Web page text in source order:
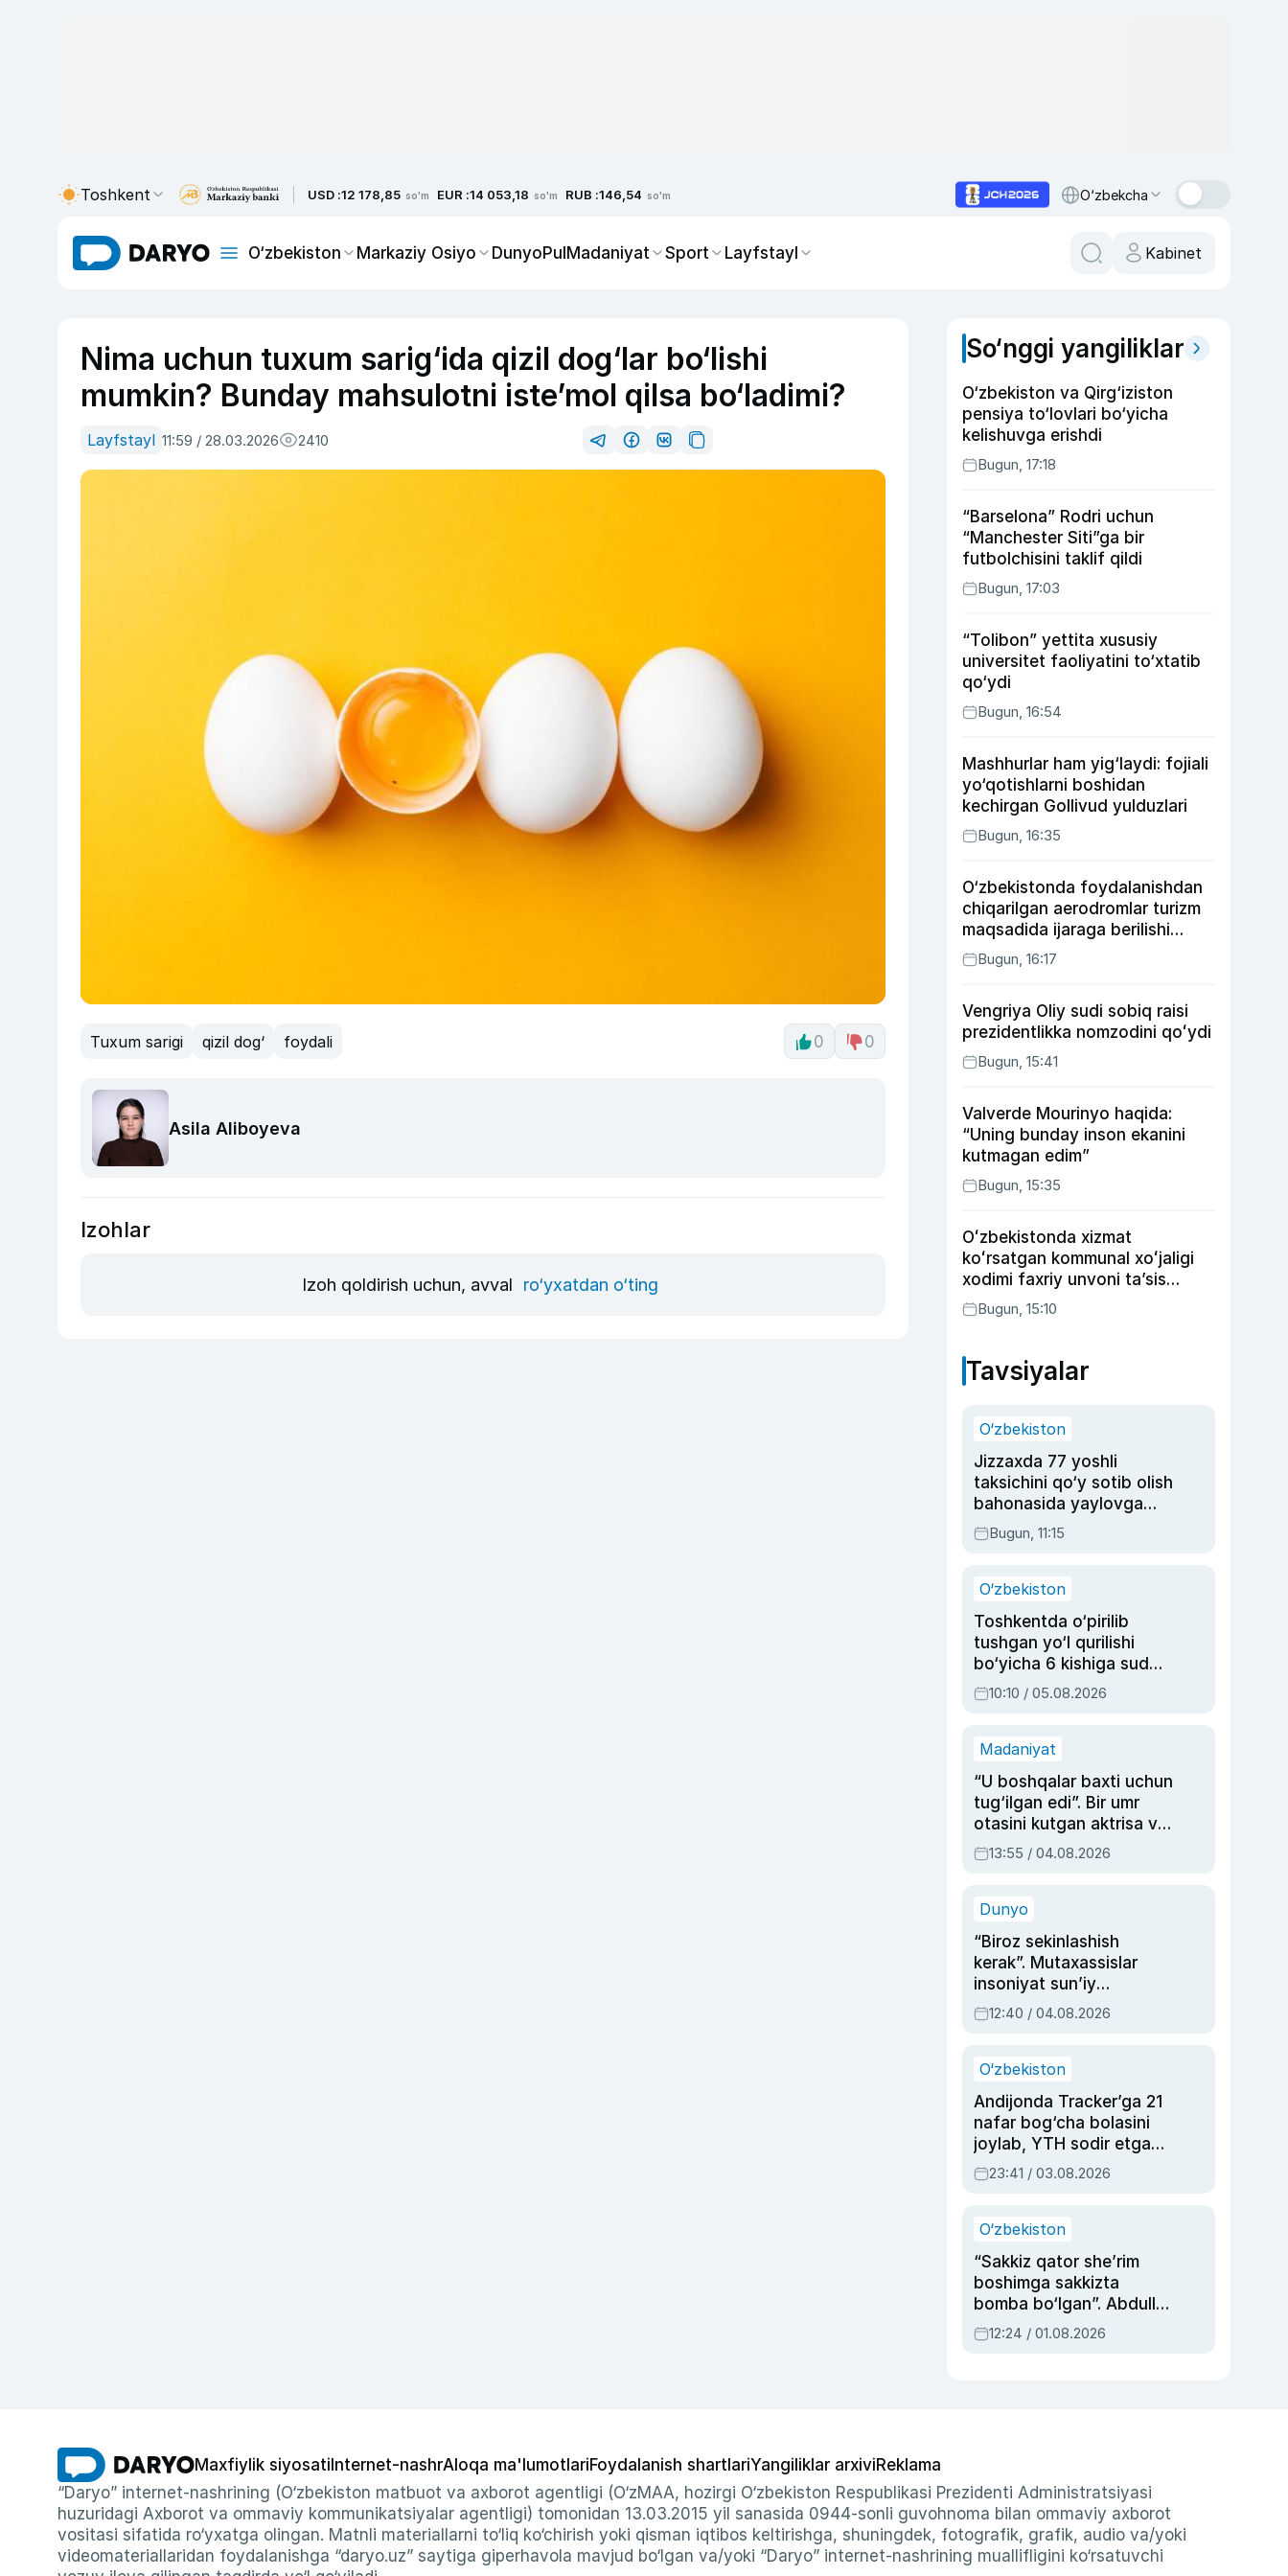
Toshkent USD :12 178,85 so'm EUR :14 053,18 so'm RUB :146,54 so'm O‘zbekcha
O‘zbekiston Markaziy Osiyo DunyoPulMadaniyat Sport Layfstayl Kabinet
Nima uchun tuxum sarig‘ida qizil dog‘lar bo‘lishi
mumkin? Bunday mahsulotni iste’mol qilsa bo‘ladimi?
Layfstayl 11:59 / 28.03.2026 2410
Tuxum sarigi qizil dog‘ foydali 0 0
Asila Aliboyeva
Izohlar
Izoh qoldirish uchun, avval ro‘yxatdan o‘ting
So‘nggi yangiliklar
O‘zbekiston va Qirg‘iziston
pensiya to‘lovlari bo‘yicha
kelishuvga erishdi
Bugun, 17:18
“Barselona” Rodri uchun
“Manchester Siti”ga bir
futbolchisini taklif qildi
Bugun, 17:03
“Tolibon” yettita xususiy
universitet faoliyatini to‘xtatib
qo‘ydi
Bugun, 16:54
Mashhurlar ham yig‘laydi: fojiali
yo‘qotishlarni boshidan
kechirgan Gollivud yulduzlari
Bugun, 16:35
O‘zbekistonda foydalanishdan
chiqarilgan aerodromlar turizm
maqsadida ijaraga berilishi
mumkin
Bugun, 16:17
Vengriya Oliy sudi sobiq raisi
prezidentlikka nomzodini qoʻydi
Bugun, 15:41
Valverde Mourinyo haqida:
“Uning bunday inson ekanini
kutmagan edim”
Bugun, 15:35
Oʻzbekistonda xizmat
koʻrsatgan kommunal xoʻjaligi
xodimi faxriy unvoni taʼsis
etilishi mumkin
Bugun, 15:10
Tavsiyalar
O‘zbekiston
Jizzaxda 77 yoshli
taksichini qo‘y sotib olish
bahonasida yaylovga
olib borib o‘ldirgan yigit
20 yilga qamaldi
Bugun, 11:15
O‘zbekiston
Toshkentda o‘pirilib
tushgan yo‘l qurilishi
bo‘yicha 6 kishiga sud
hukmi o‘qildi
10:10 / 05.08.2026
Madaniyat
“U boshqalar baxti uchun
tug‘ilgan edi”. Bir umr
otasini kutgan aktrisa va
dublyaj ustasi Rimma
Ahmedovaning
13:55 / 04.08.2026
Dunyo
“Biroz sekinlashish
kerak”. Mutaxassislar
insoniyat sun’iy
intellektni boshqara
olmay qolishidan xavotir
12:40 / 04.08.2026
O‘zbekiston
Andijonda Tracker’ga 21
nafar bog‘cha bolasini
joylab, YTH sodir etgan
ayolga sud hukmi o‘qildi
23:41 / 03.08.2026
O‘zbekiston
“Sakkiz qator she’rim
boshimga sakkizta
bomba bo‘lgan”. Abdulla
Oripovni siyosiy
ayblovlardan asrab
12:24 / 01.08.2026
Maxfiylik siyosati Internet-nashrAloqa ma'lumotlariFoydalanish shartlariYangiliklar arxiviReklama
“Daryo” internet-nashrining (O‘zbekiston matbuot va axborot agentligi (O‘zMAA, hozirgi O‘zbekiston Respublikasi Prezidenti Administratsiyasi
huzuridagi Axborot va ommaviy kommunikatsiyalar agentligi) tomonidan 13.03.2015 yil sanasida 0944-sonli guvohnoma bilan ommaviy axborot
vositasi sifatida ro‘yxatga olingan. Matnli materiallarni to‘liq ko‘chirish yoki qisman iqtibos keltirishga, shuningdek, fotografik, grafik, audio va/yoki
videomateriallaridan foydalanishga “daryo.uz” saytiga giperhavola mavjud bo‘lgan va/yoki “Daryo” internet-nashrining muallifligini ko‘rsatuvchi